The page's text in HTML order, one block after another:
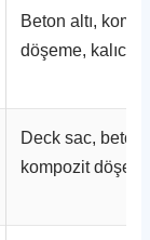
Beton altı,
döşeme, kalıcı
Deck sac, beton
kompozit